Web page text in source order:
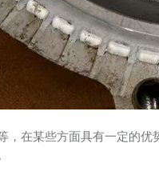
，在某些方面具有一定的